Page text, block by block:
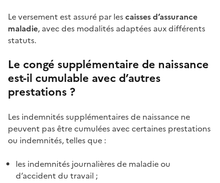
Le versement est assuré par lescaisses d’assurance
maladie, avec des modalités adaptées aux différents
statuts.
Le congé supplémentaire de naissance
est-il cumulable avec d’autres
prestations ?
Les indemnités supplémentaires de naissance ne
peuvent pas être cumulées avec certaines prestations
ou indemnités, telles que :
les indemnités journalières de maladie ou
d’accident du travail ;